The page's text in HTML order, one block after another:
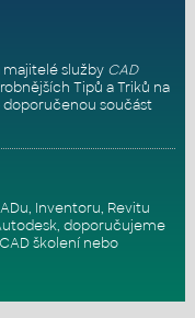
majitelé služby CAD
Tipů a Triků na
doporučenou součást
Inventoru, Revitu
doporučujeme
CAD školenínebo